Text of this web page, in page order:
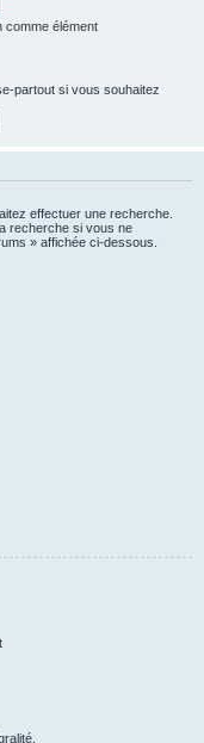
comme élément
partout si vous souhaitez
effectuer une recherche.
recherche si vous ne
» affichée ci-dessous.